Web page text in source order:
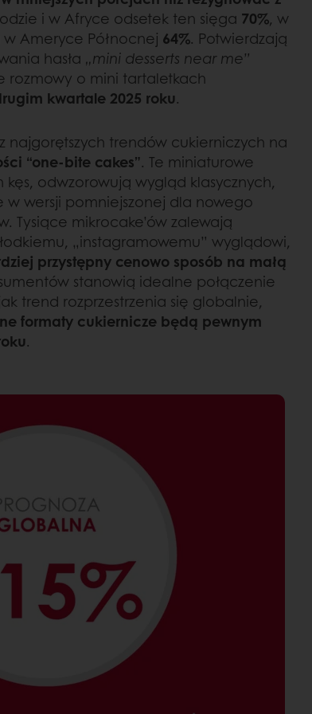
i w Afryce odsetek ten sięga 70%, w
w Ameryce Północnej 64%. Potwierdzają
hasła „mini desserts near me”
rozmowy o mini tartaletkach
kwartale 2025 roku.
najgorętszych trendów cukierniczych na
“one‑bite cakes”. Te miniaturowe
odwzorowują wygląd klasycznych,
wersji pomniejszonej dla nowego
Tysiące mikrocake’ów zalewają
„instagramowemu” wyglądowi,
przystępny cenowo sposób na małą
stanowią idealne połączenie
trend rozprzestrzenia się globalnie,
formaty cukiernicze będą pewnym
.